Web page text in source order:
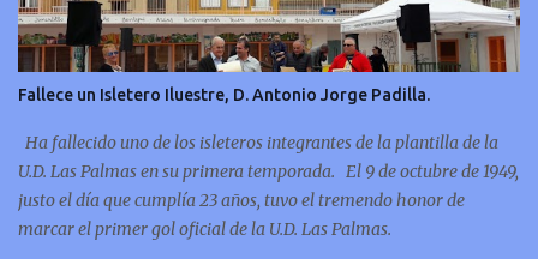
Fallece un Isletero Iluestre, D. Antonio Jorge Padilla.
Ha fallecido uno de los isleteros integrantes de la plantilla de la
U.D. Las Palmas en su primera temporada. El 9 de octubre de 1949,
justo el día que cumplía 23 años, tuvo el tremendo honor de
marcar el primer gol oficial de la U.D. Las Palmas.